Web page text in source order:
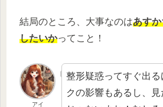
結局のところ、大事なのはあす
したいかってこと！
アイ
整形疑惑ってすぐ出る
クの影響もあるし、